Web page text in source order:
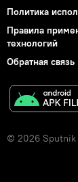
Политика
Правила
технологий
Обратная связь
© 2026 Sputnik